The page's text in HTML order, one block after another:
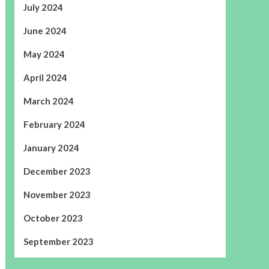
July 2024
June 2024
May 2024
April 2024
March 2024
February 2024
January 2024
December 2023
November 2023
October 2023
September 2023